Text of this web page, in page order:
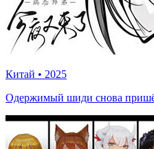
Китай • 2025
Одержимый шиди снова